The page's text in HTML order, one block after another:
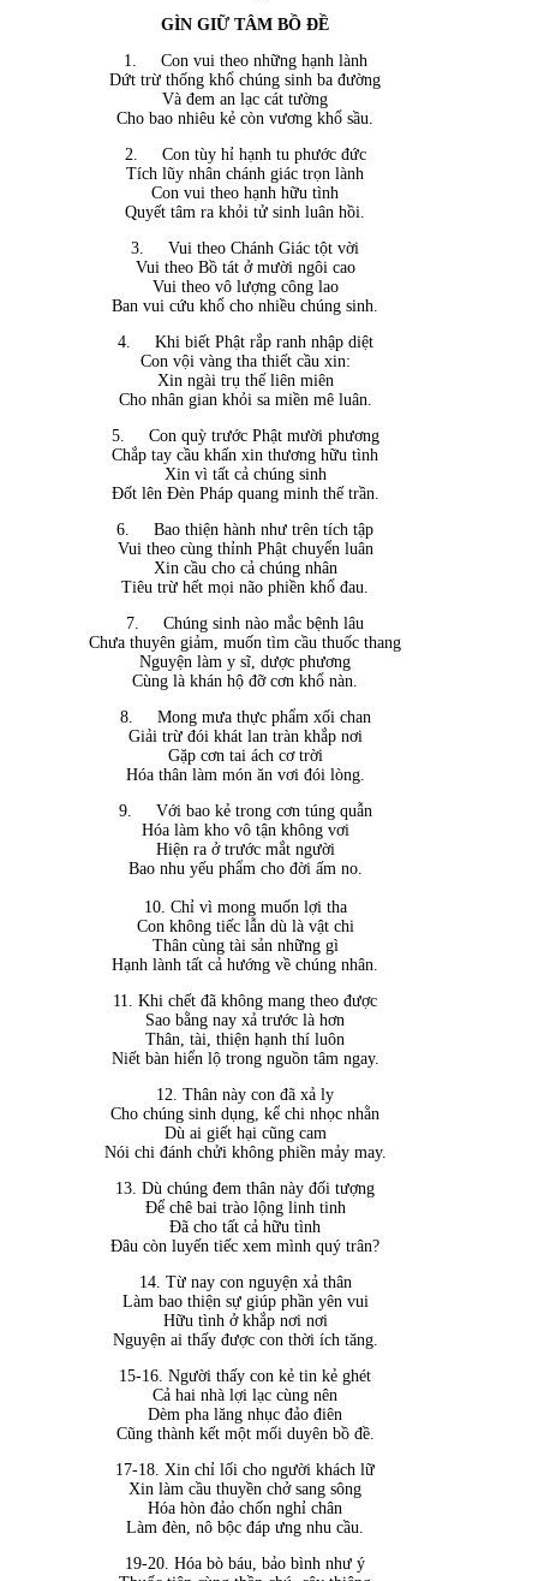
GÌN GIỮ TÂM BỒ ĐỀ
1.
Con vui theo những hạnh lành
Dứt trừ thống khổ chúng sinh ba đường
Và đem an lạc cát tường
Cho bao nhiêu kẻ còn vương khổ sầu.
2.
Con tùy hỉ hạnh tu phước đức
Tích lũy nhân chánh giác trọn lành
Con vui theo hạnh hữu tình
Quyết tâm ra khỏi tử sinh luân hồi.
3.
Vui theo Chánh Giác tột vời
Vui theo Bồ tát ở mười ngôi cao
Vui theo vô lượng công lao
Ban vui cứu khổ cho nhiều chúng sinh.
4.
Khi biết Phật rắp ranh nhập diệt
Con vội vàng tha thiết cầu xin:
Xin ngài trụ thế liên miên
Cho nhân gian khỏi sa miền mê luân.
5.
Con quỳ trước Phật mười phương
Chắp tay cầu khấn xin thương hữu tình
Xin vì tất cả chúng sinh
Đốt lên Đèn Pháp quang minh thế trần.
6.
Bao thiện hành như trên tích tập
Vui theo cùng thỉnh Phật chuyển luân
Xin cầu cho cả chúng nhân
Tiêu trừ hết mọi não phiền khổ đau.
7.
Chúng sinh nào mắc bệnh lâu
Chưa thuyên giảm, muốn tìm cầu thuốc thang
Nguyện làm y sĩ, dược phương
Cùng là khán hộ đỡ cơn khổ nàn.
8.
Mong mưa thực phẩm xối chan
Giải trừ đói khát lan tràn khắp nơi
Gặp cơn tai ách cơ trời
Hóa thân làm món ăn vơi đói lòng.
9.
Với bao kẻ trong cơn túng quẫn
Hóa làm kho vô tận không vơi
Hiện ra ở trước mắt người
Bao nhu yếu phẩm cho đời ấm no.
10. Chỉ vì mong muốn lợi tha
Con không tiếc lẫn dù là vật chi
Thân cùng tài sản những gì
Hạnh lành tất cả hướng về chúng nhân.
11. Khi chết đã không mang theo được
Sao bằng nay xả trước là hơn
Thân, tài, thiện hạnh thí luôn
Niết bàn hiển lộ trong nguồn tâm ngay.
12. Thân này con đã xả ly
Cho chúng sinh dụng, kể chi nhọc nhằn
Dù ai giết hại cũng cam
Nói chi đánh chửi không phiền mảy may.
13. Dù chúng đem thân này đối tượng
Để chê bai trào lộng linh tinh
Đã cho tất cả hữu tình
Đâu còn luyến tiếc xem mình quý trân?
14. Từ nay con nguyện xả thân
Làm bao thiện sự giúp phần yên vui
Hữu tình ở khắp nơi nơi
Nguyện ai thấy được con thời ích tăng.
15-16. Người thấy con kẻ tin kẻ ghét
Cả hai nhà lợi lạc cùng nên
Dèm pha lăng nhục đảo điên
Cũng thành kết một mối duyên bồ đề.
17-18. Xin chỉ lối cho người khách lữ
Xin làm cầu thuyền chở sang sông
Hóa hòn đảo chốn nghỉ chân
Làm đèn, nô bộc đáp ưng nhu cầu.
19-20. Hóa bò báu, bảo bình như ý